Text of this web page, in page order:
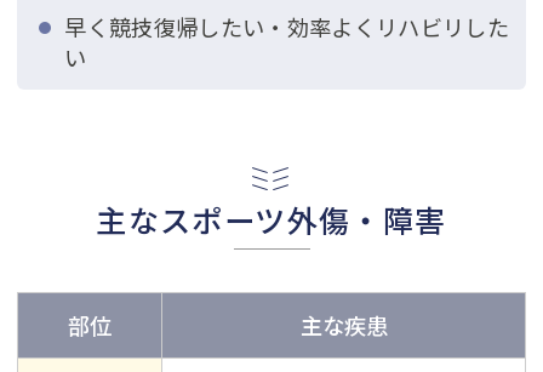
早く競技復帰したい・効率よくリハビリした
い
主なスポーツ外傷・障害
部位 主な疾患